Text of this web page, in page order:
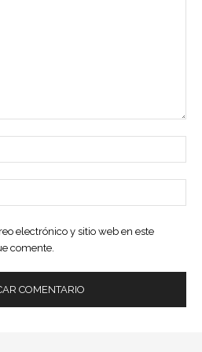
electrónico y sitio web en este
comente.